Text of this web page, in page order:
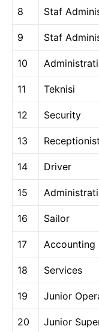
8 Staf
9 Staf
10
11 Teknisi
12 Security
13 Receptionist
14 Driver
15
16 Sailor
17 Accounting
18 Services
19 Junior
20 Junior